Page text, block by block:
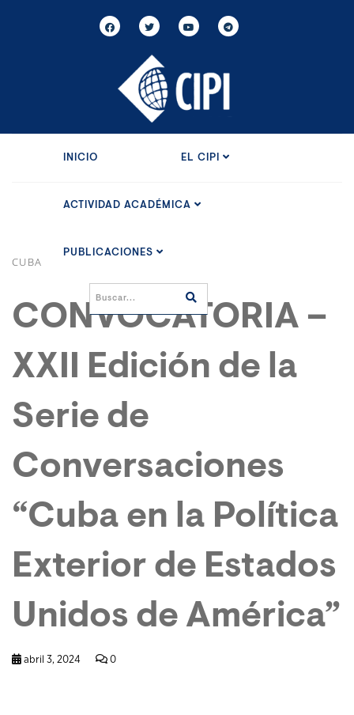
INICIO EL CIPI
ACTIVIDAD ACADÉMICA
PUBLICACIONES
CUBA
CONVOCATORIA –
XXII Edición de la
Serie de
Conversaciones
“Cuba en la Política
Exterior de Estados
Unidos de América”
abril 3, 2024 0